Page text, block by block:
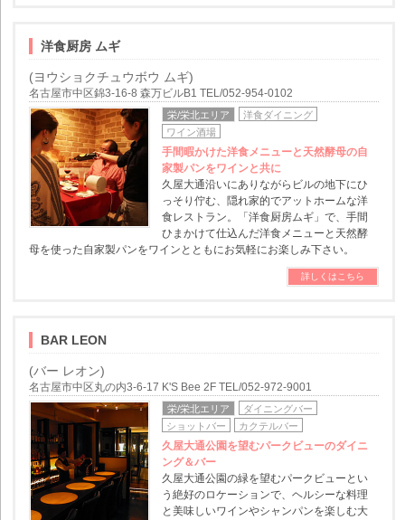
洋食厨房 ムギ
(ヨウショクチュウボウ ムギ)
名古屋市中区錦3-16-8 森万ビルB1 TEL/052-954-0102
栄/栄北エリア
洋食ダイニング
ワイン酒場
手間暇かけた洋食メニューと天然酵母の自
家製パンをワインと共に
久屋大通沿いにありながらビルの地下にひ
っそり佇む、隠れ家的でアットホームな洋
食レストラン。「洋食厨房ムギ」で、手間
ひまかけて仕込んだ洋食メニューと天然酵
母を使った自家製パンをワインとともにお気軽にお楽しみ下さい。
詳しくはこちら
BAR LEON
(バー レオン)
名古屋市中区丸の内3-6-17 K'S Bee 2F TEL/052-972-9001
栄/栄北エリア
ダイニングバー
ショットバー
カクテルバー
久屋大通公園を望むパークビューのダイニ
ング＆バー
久屋大通公園の緑を望むパークビューとい
う絶好のロケーションで、ヘルシーな料理
と美味しいワインやシャンパンを楽しむ大